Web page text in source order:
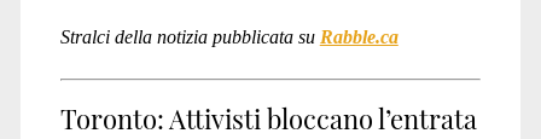
Stralci della notizia pubblicata su Rabble.ca
Toronto: Attivisti bloccano l’entrata